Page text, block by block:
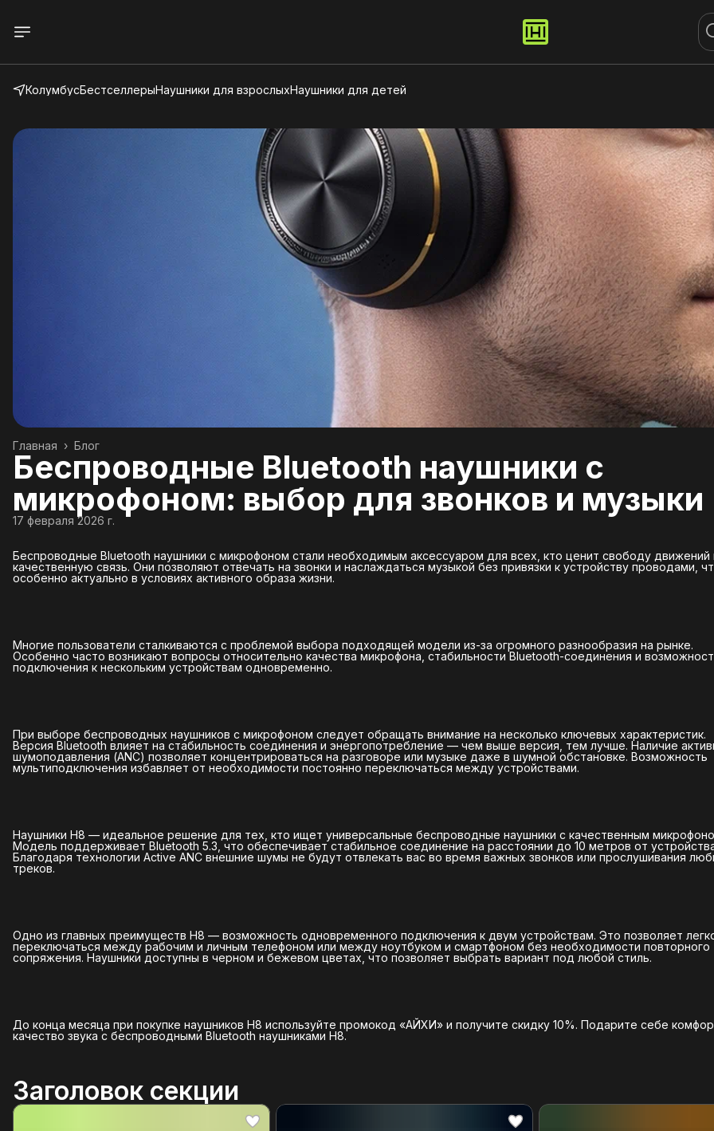
КолумбусБестселлерыНаушники для взрослыхНаушники для детей
Блог
Главная ›
Беспроводные Bluetooth наушники с
микрофоном: выбор для звонков и музыки
17 февраля 2026 г.
Беспроводные Bluetooth наушники с микрофоном стали необходимым аксессуаром для всех, кто ценит свободу движений
качественную связь. Они позволяют отвечать на звонки и наслаждаться музыкой без привязки к устройству проводами,
особенно актуально в условиях активного образа жизни.
Многие пользователи сталкиваются с проблемой выбора подходящей модели из-за огромного разнообразия на рынке.
Особенно часто возникают вопросы относительно качества микрофона, стабильности Bluetooth-соединения и
подключения к нескольким устройствам одновременно.
При выборе беспроводных наушников с микрофоном следует обращать внимание на несколько ключевых характеристик.
Версия Bluetooth влияет на стабильность соединения и энергопотребление — чем выше версия, тем лучше. Наличие
шумоподавления (ANC) позволяет концентрироваться на разговоре или музыке даже в шумной обстановке. Возможность
мультиподключения избавляет от необходимости постоянно переключаться между устройствами.
Наушники H8 — идеальное решение для тех, кто ищет универсальные беспроводные наушники с качественным
Модель поддерживает Bluetooth 5.3, что обеспечивает стабильное соединение на расстоянии до 10 метров от
Благодаря технологии Active ANC внешние шумы не будут отвлекать вас во время важных звонков или прослушивания
треков.
Одно из главных преимуществ H8 — возможность одновременного подключения к двум устройствам. Это позволяет
переключаться между рабочим и личным телефоном или между ноутбуком и смартфоном без необходимости повторного
сопряжения. Наушники доступны в черном и бежевом цветах, что позволяет выбрать вариант под любой стиль.
До конца месяца при покупке наушников H8 используйте промокод «АЙХИ» и получите скидку 10%. Подарите себе
качество звука с беспроводными Bluetooth наушниками H8.
Заголовок секции